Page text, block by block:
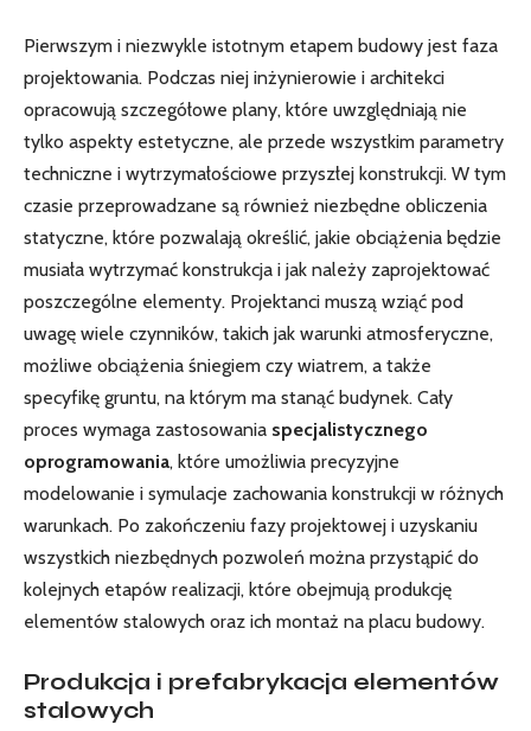
Pierwszym i niezwykle istotnym etapem budowy jest faza
projektowania. Podczas niej inżynierowie i architekci
opracowują szczegółowe plany, które uwzględniają nie
tylko aspekty estetyczne, ale przede wszystkim parametry
techniczne i wytrzymałościowe przyszłej konstrukcji. W tym
czasie przeprowadzane są również niezbędne obliczenia
statyczne, które pozwalają określić, jakie obciążenia będzie
musiała wytrzymać konstrukcja i jak należy zaprojektować
poszczególne elementy. Projektanci muszą wziąć pod
uwagę wiele czynników, takich jak warunki atmosferyczne,
możliwe obciążenia śniegiem czy wiatrem, a także
specyfikę gruntu, na którym ma stanąć budynek. Cały
proces wymaga zastosowania specjalistycznego
oprogramowania, które umożliwia precyzyjne
modelowanie i symulacje zachowania konstrukcji w różnych
warunkach. Po zakończeniu fazy projektowej i uzyskaniu
wszystkich niezbędnych pozwoleń można przystąpić do
kolejnych etapów realizacji, które obejmują produkcję
elementów stalowych oraz ich montaż na placu budowy.
Produkcja i prefabrykacja elementów
stalowych